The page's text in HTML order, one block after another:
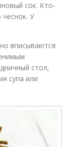
сок. Кто-
чеснок. У
вписываются
стол,
супа или